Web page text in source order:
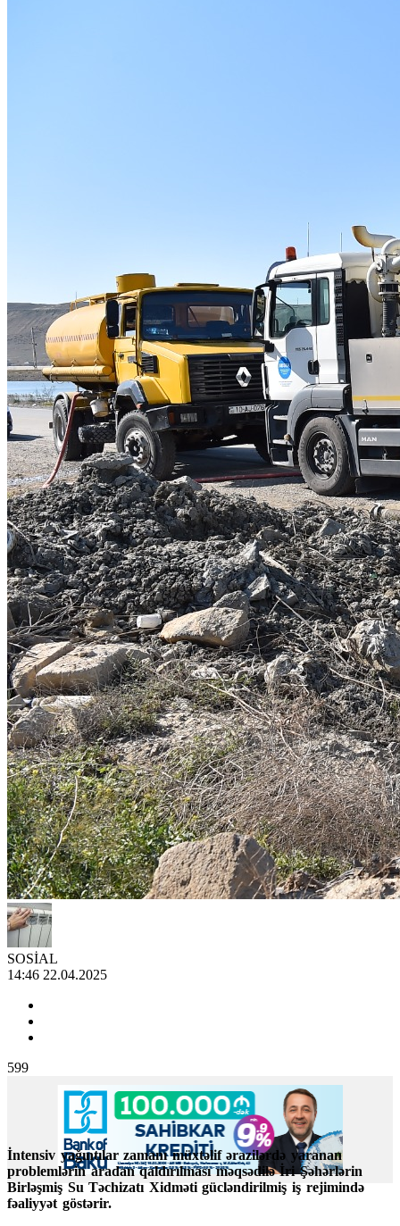
SOSİAL
14:46 22.04.2025
599
İntensiv yağıntılar zamanı müxtəlif ərazilərdə yaranan
problemlərin aradan qaldırılması məqsədilə İri Şəhərlərin
Birləşmiş Su Təchizatı Xidməti gücləndirilmiş iş rejimində
fəaliyyət göstərir.